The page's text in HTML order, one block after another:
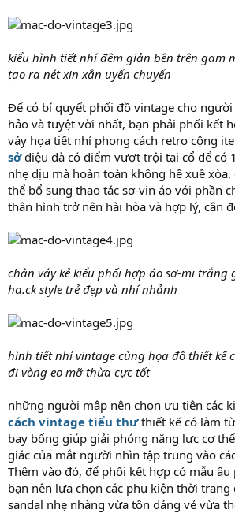
kiểu hình tiết nhí đêm giản bên trên gam
tạo ra nét xin xắn uyển chuyển
Để có bí quyết phối đồ vintage cho người
hảo và tuyệt vời nhất, bạn phải phối kết
váy họa tiết nhí phong cách retro cộng
sởđiệu đà có điểm vượt trội tại cổ để có
nhẹ dịu mà hoàn toàn không hề xuề
thể bổ sung thao tác sơ-vin áo với phần
thân hình trở nên hài hòa và hợp lý, cân
chân váy kẻ kiểu phối hợp áo sơ-mi trắng
ha.ck style trẻ đẹp và nhí nhảnh
hình tiết nhí vintage cùng họa đồ thiết kế
đi vòng eo mỡ thừa cực tốt
những người mập nên chọn ưu tiên các
cách vintage tiểu thưthiết kế có làm
bay bổng giúp giải phóng năng lực cơ
giác của mắt người nhìn tập trung vào
Thêm vào đó, để phối kết hợp có mẫu âu
bạn nên lựa chọn các phụ kiện thời
sandal nhẹ nhàng vừa tôn dáng vẻ vừa